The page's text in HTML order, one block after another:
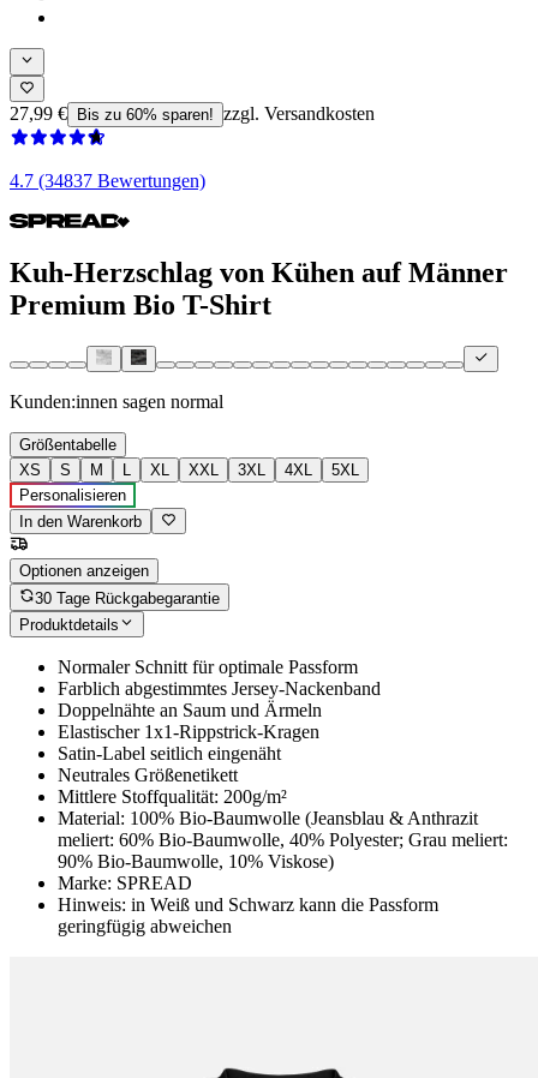
27,99 € Bis zu 60% sparen! zzgl. Versandkosten
4.7 (34837 Bewertungen)
Kuh-Herzschlag von Kühen auf Männer
Premium Bio T-Shirt
Kunden:innen sagen normal
Größentabelle
XS
S M L XL XXL 3XL 4XL
5XL
Personalisieren
In den Warenkorb
Optionen anzeigen
30 Tage Rückgabegarantie
Produktdetails
Normaler Schnitt für optimale Passform
Farblich abgestimmtes Jersey-Nackenband
Doppelnähte an Saum und Ärmeln
Elastischer 1x1-Rippstrick-Kragen
Satin-Label seitlich eingenäht
Neutrales Größenetikett
Mittlere Stoffqualität: 200g/m²
Material: 100% Bio-Baumwolle (Jeansblau & Anthrazit
meliert: 60% Bio-Baumwolle, 40% Polyester; Grau meliert:
90% Bio-Baumwolle, 10% Viskose)
Marke: SPREAD
Hinweis: in Weiß und Schwarz kann die Passform
geringfügig abweichen